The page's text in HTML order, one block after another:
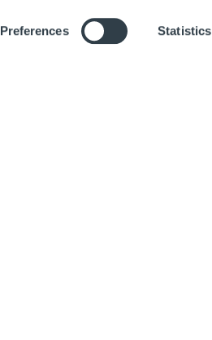
Preferences Statistics